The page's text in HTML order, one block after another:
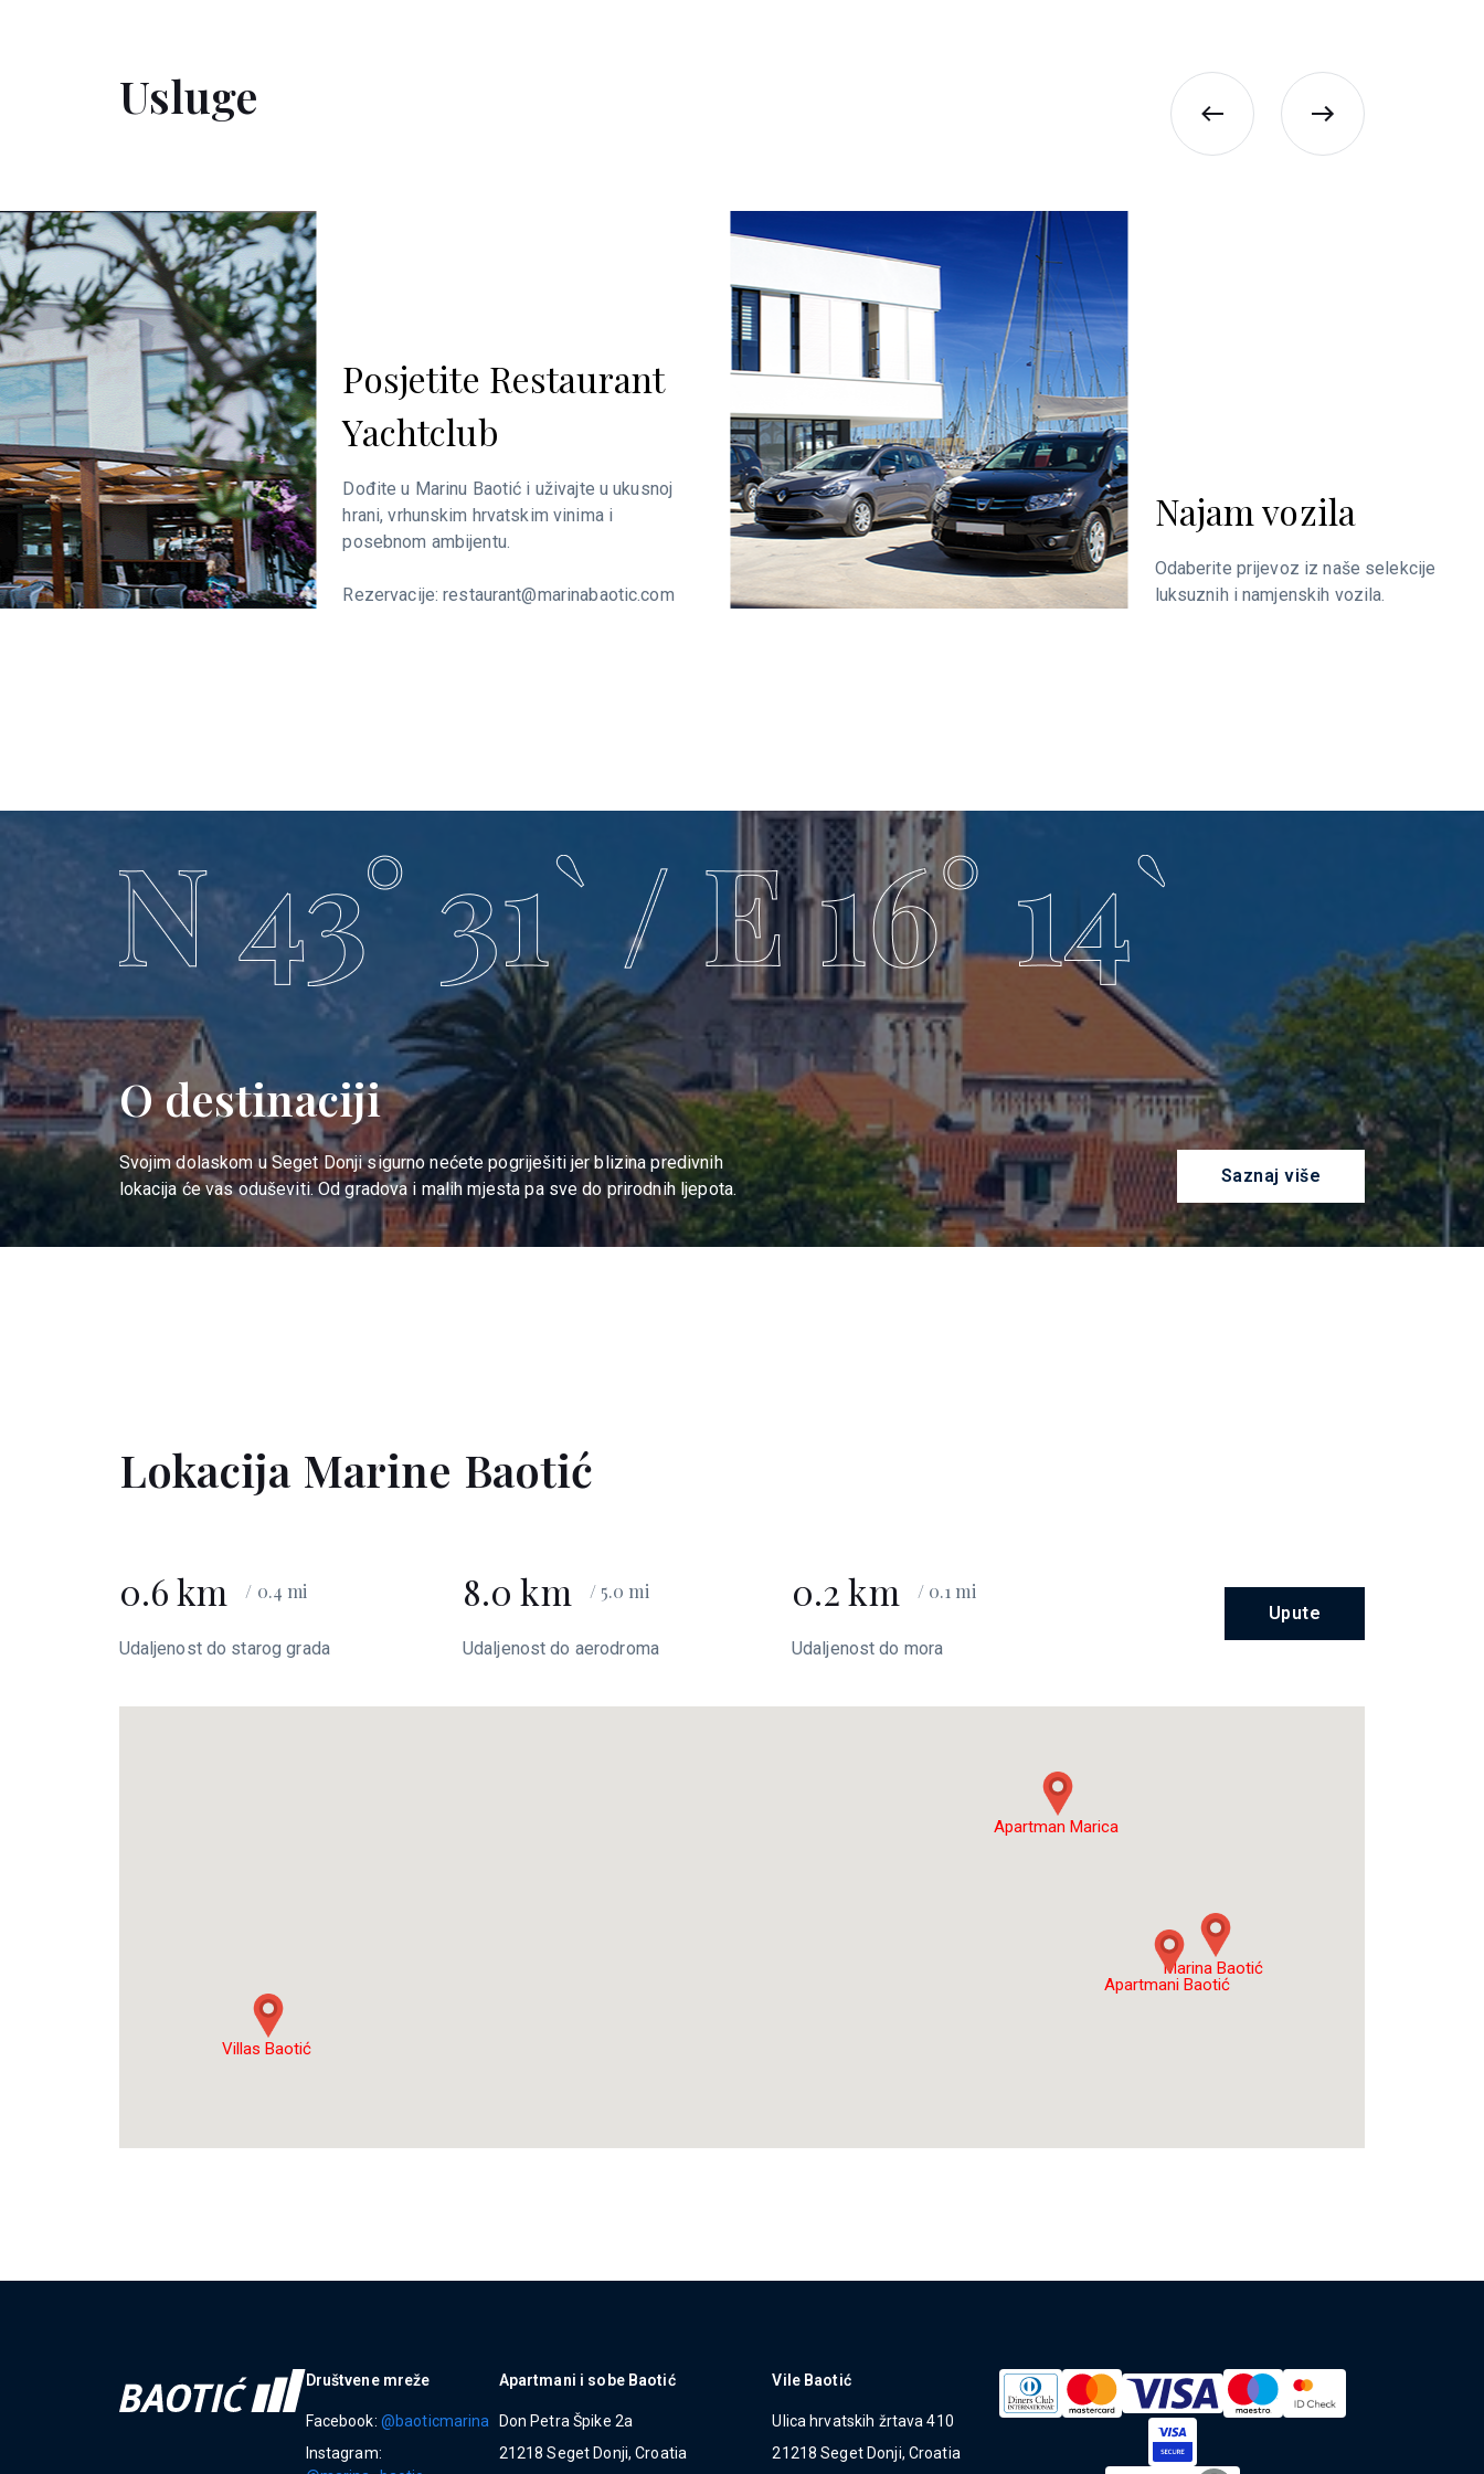
Usluge
Posjetite Restaurant
Yachtclub
Dođite u Marinu Baotić i uživajte u ukusnoj
hrani, vrhunskim hrvatskim vinima i
posebnom ambijentu.
Rezervacije: restaurant@marinabaotic.com
Najam vozila
Odaberite prijevoz iz naše selekcije
luksuznih i namjenskih vozila.
O destinaciji
Svojim dolaskom u Seget Donji sigurno nećete pogriješiti jer blizina predivnih
lokacija će vas oduševiti. Od gradova i malih mjesta pa sve do prirodnih ljepota.
Saznaj više
Lokacija Marine Baotić
0.6 km / 0.4 mi
Udaljenost do starog grada
8.0 km / 5.0 mi
Udaljenost do aerodroma
0.2 km / 0.1 mi
Udaljenost do mora
Upute
Marina Baotić
Villas Baotić
Apartmani Baotić
Apartman Marica
Društvene mreže
Facebook: @baoticmarina
Instagram:
Apartmani i sobe Baotić
Don Petra Špike 2a
21218 Seget Donji, Croatia
Vile Baotić
Ulica hrvatskih žrtava 410
21218 Seget Donji, Croatia